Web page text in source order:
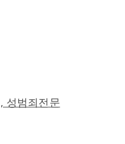
성범죄전문